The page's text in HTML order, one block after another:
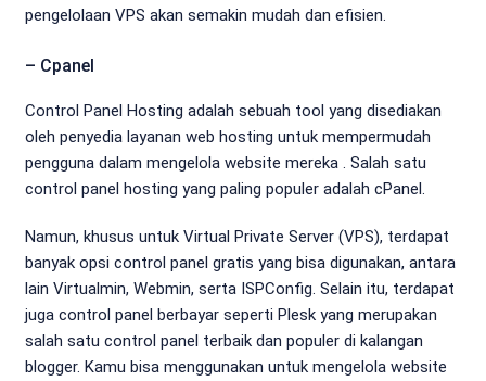
pengelolaan VPS akan semakin mudah dan efisien.
– Cpanel
Control Panel Hosting adalah sebuah tool yang disediakan
oleh penyedia layanan web hosting untuk mempermudah
pengguna dalam mengelola website mereka . Salah satu
control panel hosting yang paling populer adalah cPanel.
Namun, khusus untuk Virtual Private Server (VPS), terdapat
banyak opsi control panel gratis yang bisa digunakan, antara
lain Virtualmin, Webmin, serta ISPConfig. Selain itu, terdapat
juga control panel berbayar seperti Plesk yang merupakan
salah satu control panel terbaik dan populer di kalangan
blogger. Kamu bisa menggunakan untuk mengelola website